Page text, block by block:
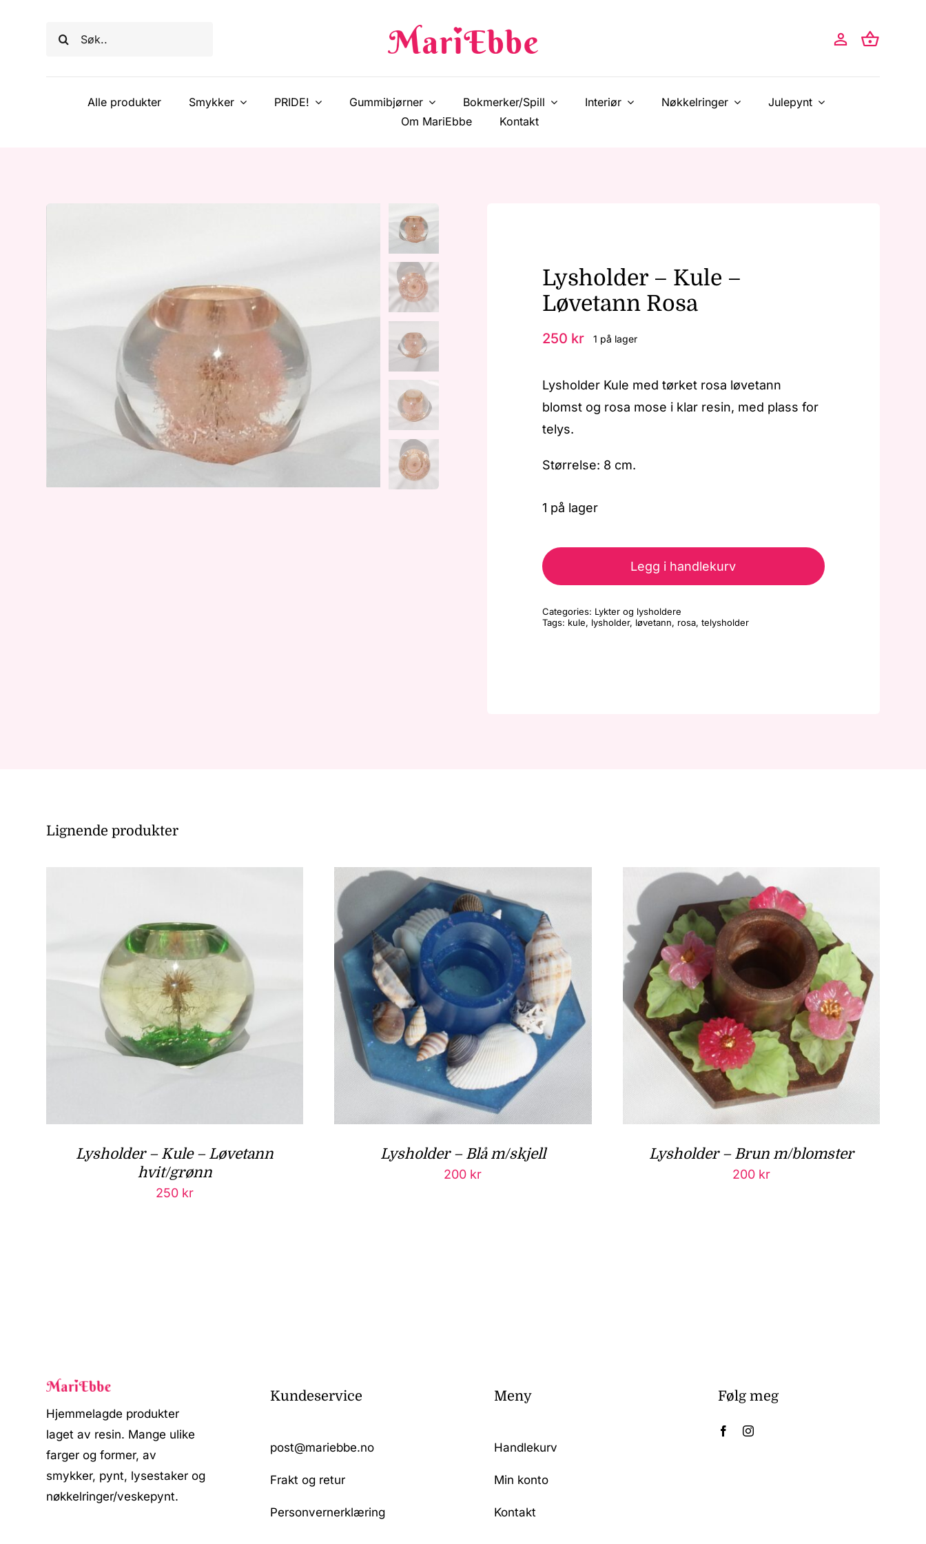
Søk
Alle produkter Smykker PRIDE! Gummibjørner Bokmerker/Spill Interiør Nøkkelringer
Julepynt
Om MariEbbe
Kontakt
Lysholder – Kule –
Løvetann Rosa
250 kr 1 på lager
Lysholder Kule med tørket rosa løvetann
blomst og rosa mose i klar resin, med plass for
telys.
Størrelse: 8 cm.
1 på lager
-
Løvetann
Legg i handlekurv
Categories: Lykter og lysholdere
Tags: kule, lysholder, løvetann, rosa, telysholder
Lignende produkter
Lysholder – Kule – Løvetann
hvit/grønn
250 kr
Lysholder – Blå m/skjell
200 kr
Lysholder – Brun m/blomster
200 kr
Hjemmelagde produkter
laget av resin. Mange ulike
farger og former, av
smykker, pynt, lysestaker og
nøkkelringer/veskepynt.
Kundeservice
post@mariebbe.no
Frakt og retur
Personvernerklæring
Meny
Handlekurv
Min konto
Kontakt
Følg meg